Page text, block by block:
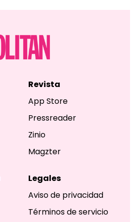
Revista
App Store
Pressreader
Zinio
Magzter
Legales
Aviso de privacidad
Términos de servicio